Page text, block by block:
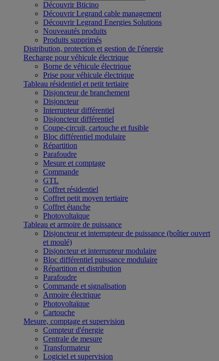
Découvrir Bticino
Découvrir Legrand cable management
Découvrir Legrand Energies Solutions
Nouveautés produits
Produits supprimés
Distribution, protection et gestion de l'énergie
Recharge pour véhicule électrique
Borne de véhicule électrique
Prise pour véhicule électrique
Tableau résidentiel et petit tertiaire
Disjoncteur de branchement
Disjoncteur
Interrupteur différentiel
Disjoncteur différentiel
Coupe-circuit, cartouche et fusible
Bloc différentiel modulaire
Répartition
Parafoudre
Mesure et comptage
Commande
GTL
Coffret résidentiel
Coffret petit moyen tertiaire
Coffret étanche
Photovoltaïque
Tableau et armoire de puissance
Disjoncteur et interrupteur de puissance (boîtier ouvert
et moulé)
Disjoncteur et interrupteur modulaire
Bloc différentiel puissance modulaire
Répartition et distribution
Parafoudre
Commande et signalisation
Armoire électrique
Photovoltaïque
Cartouche
Mesure, comptage et supervision
Compteur d'énergie
Centrale de mesure
Transformateur
Logiciel et supervision